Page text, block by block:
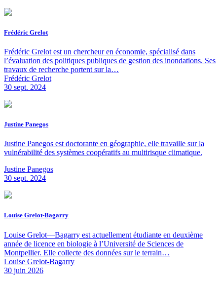
Frédéric Grelot
Frédéric Grelot est un chercheur en économie, spécialisé dans
l’évaluation des politiques publiques de gestion des inondations. Ses
travaux de recherche portent sur la…
Frédéric Grelot
30 sept. 2024
Justine Panegos
Justine Panegos est doctorante en géographie, elle travaille sur la
vulnérabilité des systèmes coopératifs au multirisque climatique.
Justine Panegos
30 sept. 2024
Louise Grelot-Bagarry
Louise Grelot—Bagarry est actuellement étudiante en deuxième
année de licence en biologie à l’Université de Sciences de
Montpellier. Elle collecte des données sur le terrain…
Louise Grelot-Bagarry
30 juin 2026